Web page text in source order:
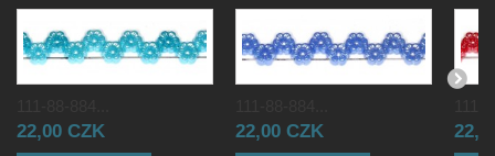
22,00 CZK 22,00 CZK